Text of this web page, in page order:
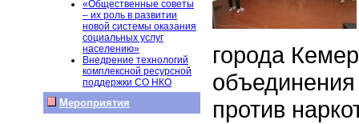
«Общественные советы
– их роль в развитии
новой системы оказания
социальных услуг
населению»
Внедрение технологий
комплексной ресурсной
поддержки СО НКО
Мероприятия
города
против